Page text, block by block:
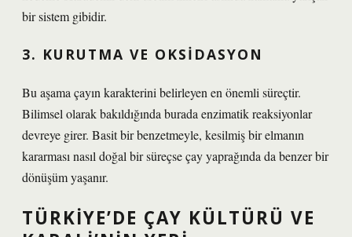
bir sistem gibidir.
3. KURUTMA VE OKSIDASYON
Bu aşama çayın karakterini belirleyen en önemli süreçtir.
Bilimsel olarak bakıldığında burada enzimatik reaksiyonlar
devreye girer. Basit bir benzetmeyle, kesilmiş bir elmanın
kararması nasıl doğal bir süreçse çay yaprağında da benzer bir
dönüşüm yaşanır.
TÜRKIYE’DE ÇAY KÜLTÜRÜ VE